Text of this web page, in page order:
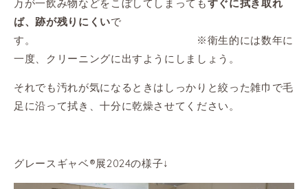
万が一飲み物などをこぼしてしまってもすぐに拭き取れ
ば、跡が残りにくいで
す。 ※衛生的には数年に
一度、クリーニングに出すようにしましょう。
それでも汚れが気になるときはしっかりと絞った雑巾で毛
足に沿って拭き、十分に乾燥させてください。
グレースギャベ®展2024の様子↓